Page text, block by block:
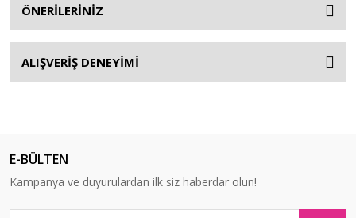
ÖNERİLERİNİZ
ALIŞVERİŞ DENEYİMİ
E-BÜLTEN
Kampanya ve duyurulardan ilk siz haberdar olun!